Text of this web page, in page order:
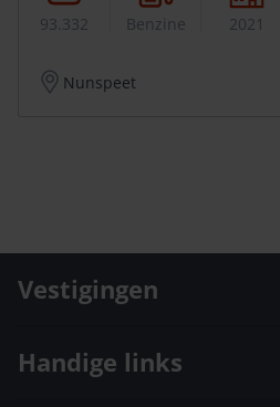
93.332 Benzine 2021
Nunspeet
Vestigingen
Auto Versteeg Buurman
Handige links